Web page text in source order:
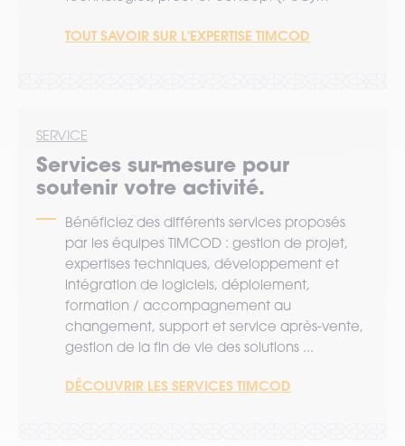
TOUT SAVOIR SUR L'EXPERTISE TIMCOD
SERVICE
Services sur-mesure pour
soutenir votre activité.
Bénéficiez des différents services proposés
par les équipes TIMCOD : gestion de projet,
expertises techniques, développement et
intégration de logiciels, déploiement,
formation / accompagnement au
changement, support et service après-vente,
gestion de la fin de vie des solutions ...
DÉCOUVRIR LES SERVICES TIMCOD